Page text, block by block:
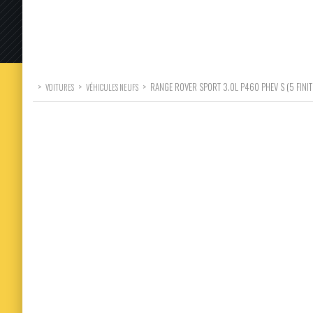
> VOITURES > VÉHICULES NEUFS > RANGE ROVER SPORT 3.0L P460 PHEV S (5